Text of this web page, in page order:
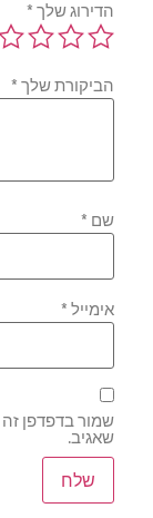
הדירוג שלך*
הביקורת שלך*
שם*
אימייל*
שמור בדפדפן
שאגיב.